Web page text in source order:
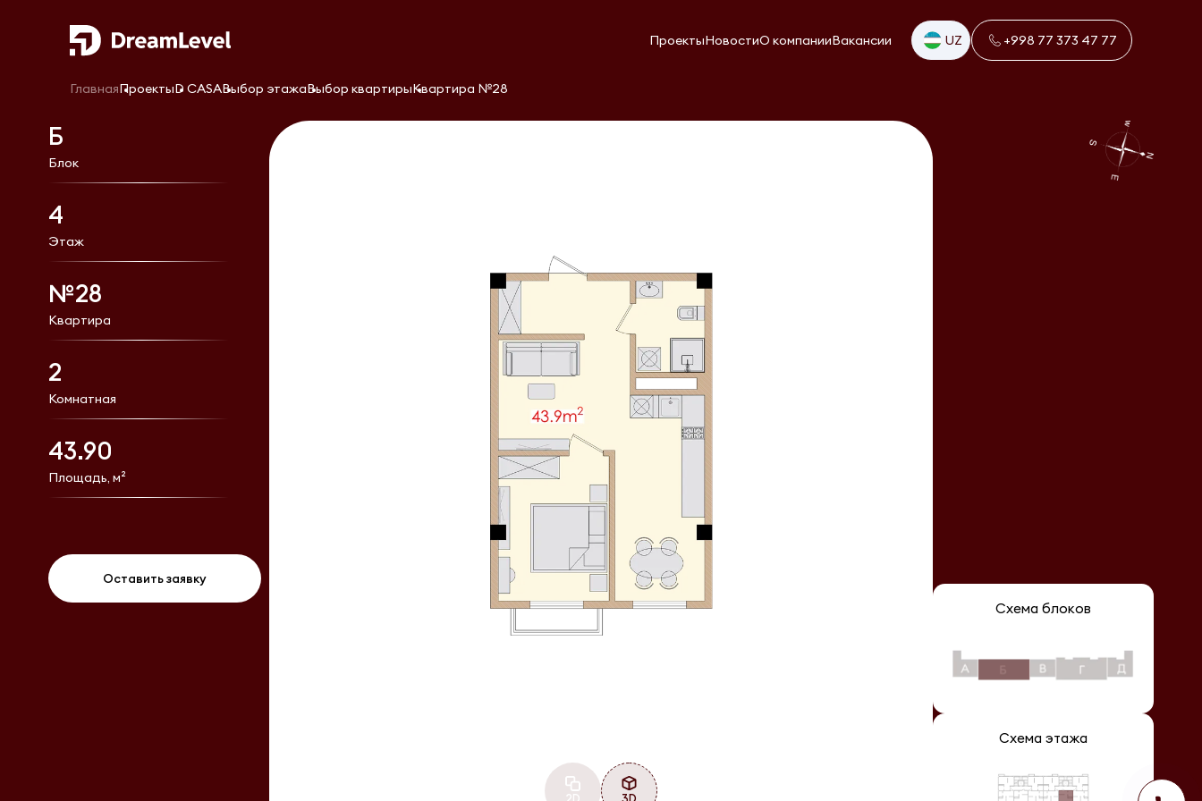
ПроектыНовостиО компанииВакансии UZ +998 77 373 47 77
ГлавнаяПроектыD CASAВыбор этажаВыбор квартирыКвартира №28
Б
Блок
4
Этаж
№28
Квартира
2
Комнатная
43.90
Площадь, м²
Оставить заявку
2D 3D
Схема блоков
Схема этажа